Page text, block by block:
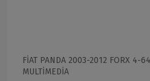
FİAT PANDA 2003-2012 FORX 4-
MULTİMEDİA